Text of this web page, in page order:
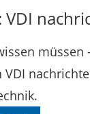
VDI
müssen